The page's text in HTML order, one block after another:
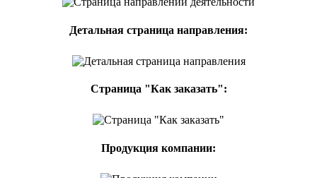
Детальная страница направления:
Страница "Как заказать":
Продукция компании: